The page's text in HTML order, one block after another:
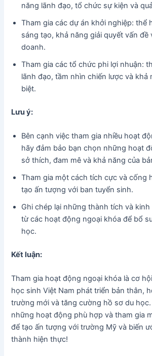
năng lãnh đạo, tổ chức sự kiện và
Tham gia các dự án khởi nghiệp: thể
sáng tạo, khả năng giải quyết vấn đề
doanh.
Tham gia các tổ chức phi lợi nhuận:
lãnh đạo, tầm nhìn chiến lược và khả
biệt.
Lưu ý:
Bên cạnh việc tham gia nhiều hoạt
hãy đảm bảo bạn chọn những hoạt
sở thích, đam mê và khả năng của
Tham gia một cách tích cực và cống
tạo ấn tượng với ban tuyển sinh.
Ghi chép lại những thành tích và
từ các hoạt động ngoại khóa để bổ
học.
Kết luận:
Tham gia hoạt động ngoại khóa là cơ
học sinh Việt Nam phát triển bản thân,
trường mới và tăng cường hồ sơ du
những hoạt động phù hợp và tham gia
để tạo ấn tượng với trường Mỹ và biến
thành hiện thực!